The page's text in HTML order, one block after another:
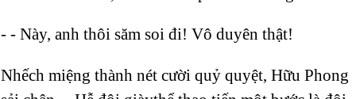
- - Này, anh thôi săm soi đi! Vô duyên thật!
Nhếch miệng thành nét cười quỷ quyệt, Hữu Phong